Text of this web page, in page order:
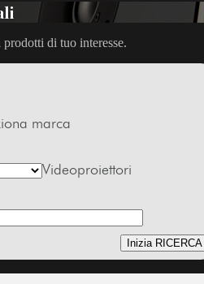
di tuo interesse.
marca
Videoproiettori